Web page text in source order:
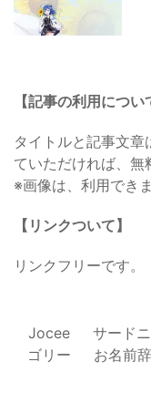
【記事の利用につい
タイトルと記事文
ていただければ、無
※画像は、利用でき
【リンクついて】
リンクフリーです。
Jocee サード
ゴリー
お名前